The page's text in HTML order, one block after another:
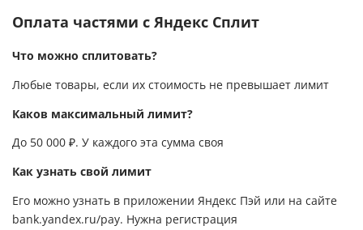
Оплата частями с Яндекс Сплит
Что можно сплитовать?
Любые товары, если их стоимость не превышает лимит
Каков максимальный лимит?
До 50 000 ₽. У каждого эта сумма своя
Как узнать свой лимит
Его можно узнать в приложении Яндекс Пэй или на сайте
bank.yandex.ru/pay. Нужна регистрация